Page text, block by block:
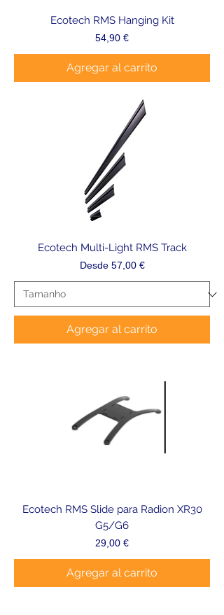
Ecotech RMS Hanging Kit
Precio
54,90 €
Agregar al carrito
Ecotech Multi-Light RMS Track
Desde 57,00 €
Precio de oferta
Agregar al carrito
Ecotech RMS Slide para Radion XR30
G5/G6
Precio
29,00 €
Agregar al carrito